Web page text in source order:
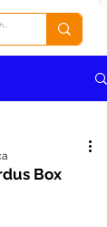
Box